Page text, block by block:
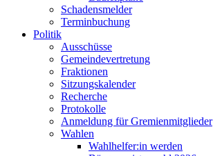
Schadensmelder
Terminbuchung
Politik
Ausschüsse
Gemeindevertretung
Fraktionen
Sitzungskalender
Recherche
Protokolle
Anmeldung für Gremienmitglieder
Wahlen
Wahlhelfer:in werden